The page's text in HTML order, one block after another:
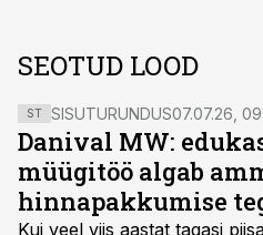
SEOTUD LOOD
ST SISUTURUNDUS07.07.26,
Danival MW:
müügitöö algab
hinnapakkumise
Kui veel viis aastat tagasi